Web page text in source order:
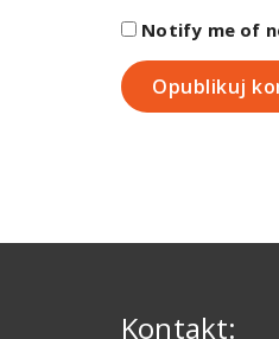
Notify me of
Kontakt: